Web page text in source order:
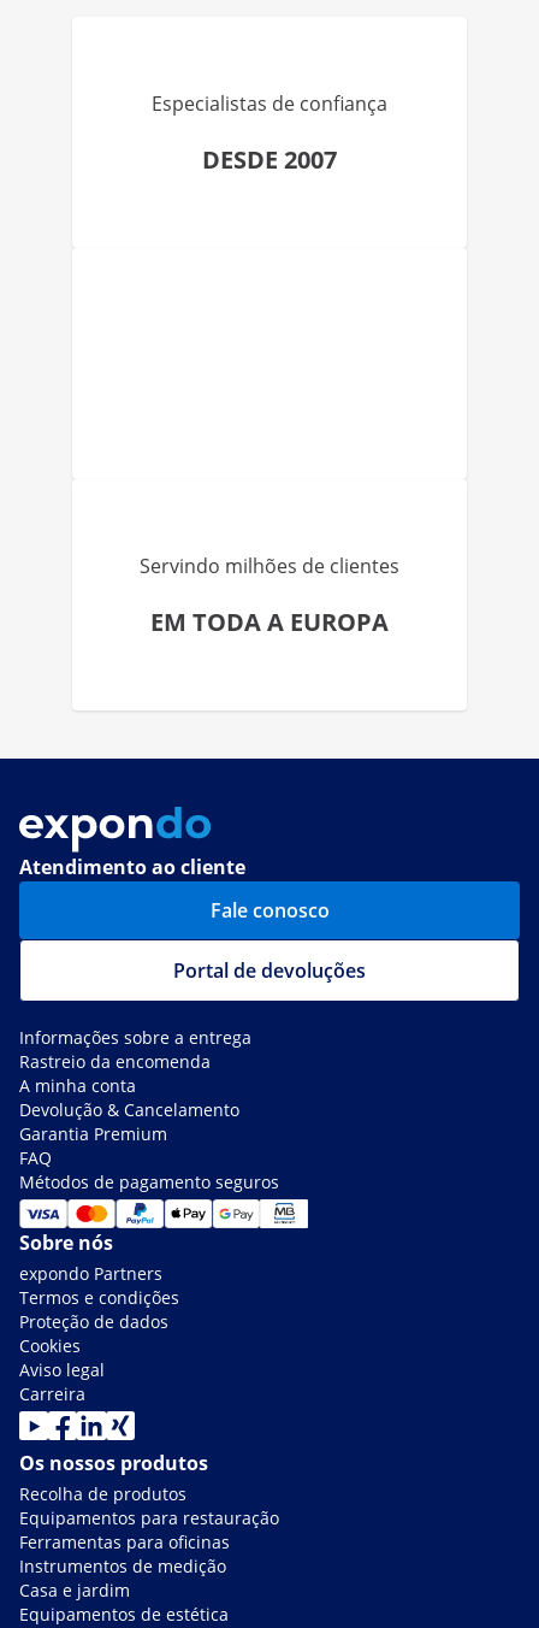
Especialistas de confiança
DESDE 2007
Servindo milhões de clientes
EM TODA A EUROPA
Atendimento ao cliente
Fale conosco
Portal de devoluções
Informações sobre a entrega
Rastreio da encomenda
A minha conta
Devolução & Cancelamento
Garantia Premium
FAQ
Métodos de pagamento seguros
Sobre nós
expondo Partners
Termos e condições
Proteção de dados
Cookies
Aviso legal
Carreira
Os nossos produtos
Recolha de produtos
Equipamentos para restauração
Ferramentas para oficinas
Instrumentos de medição
Casa e jardim
Equipamentos de estética